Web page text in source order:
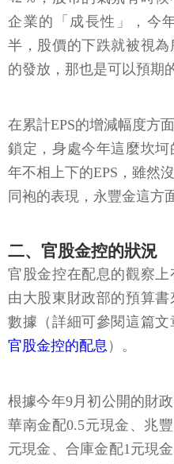
企業的「成長性」，今
半，股價的下跌就被視
的發放，那也是可以預期
在累計EPS的增減幅度方
鎖定，身處今年這麼坎
年不相上下的EPS，雖然
同袍的表現，永豐金這方
二、官股金控的狀況
官股金控在配息的觀察
由大股東財政部的預算
數據（詳細可參閱這篇文
官股金控的配息 ）。
根據今年9月初公開的財
華南金配0.5元現金、兆
元現金、合庫金配1元現